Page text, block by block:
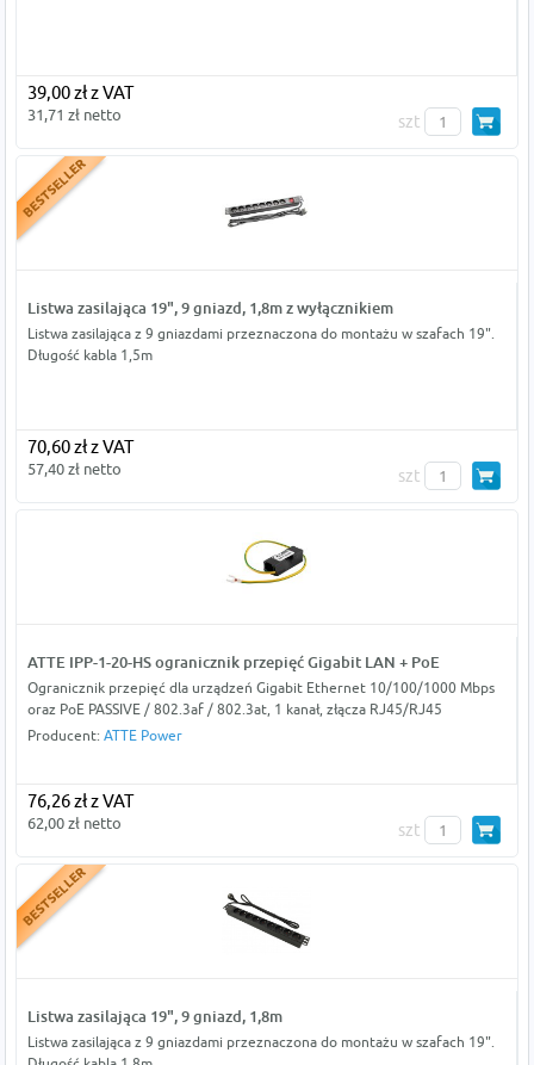
39,00 zł z VAT
31,71 zł netto szt
Listwa zasilająca 19", 9 gniazd, 1,8m z wyłącznikiem
Listwa zasilająca z 9 gniazdami przeznaczona do montażu w szafach 19".
Długość kabla 1,5m
70,60 zł z VAT
57,40 zł netto szt
ATTE IPP-1-20-HS ogranicznik przepięć Gigabit LAN + PoE
Ogranicznik przepięć dla urządzeń Gigabit Ethernet 10/100/1000 Mbps
oraz PoE PASSIVE / 802.3af / 802.3at, 1 kanał, złącza RJ45/RJ45
Producent: ATTE Power
76,26 zł z VAT
62,00 zł netto szt
Listwa zasilająca 19", 9 gniazd, 1,8m
Listwa zasilająca z 9 gniazdami przeznaczona do montażu w szafach 19".